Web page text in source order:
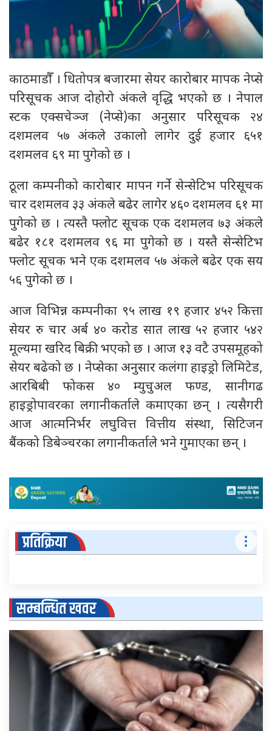
काठमाडौँ । धितोपत्र बजारमा सेयर कारोबार मापक नेप्से
परिसूचक आज दोहोरो अंकले वृद्धि भएको छ । नेपाल
स्टक एक्सचेञ्ज (नेप्से)का अनुसार परिसूचक २४
दशमलव ५७ अंकले उकालो लागेर दुई हजार ६५१
दशमलव ६९ मा पुगेको छ ।
ठूला कम्पनीको कारोबार मापन गर्ने सेन्सेटिभ परिसूचक
चार दशमलव ३३ अंकले बढेर लागेर ४६० दशमलव ६१ मा
पुगेको छ । त्यस्तै फ्लोट सूचक एक दशमलव ७३ अंकले
बढेर १८१ दशमलव ९६ मा पुगेको छ । यस्तै सेन्सेटिभ
फ्लोट सूचक भने एक दशमलव ५७ अंकले बढेर एक सय
५६ पुगेको छ ।
आज विभिन्न कम्पनीका ९५ लाख १९ हजार ४५२ कित्ता
सेयर रु चार अर्ब ४० करोड सात लाख ५२ हजार ५४२
मूल्यमा खरिद बिक्री भएको छ । आज १३ वटै उपसमूहको
सेयर बढेको छ । नेप्सेका अनुसार कलंगा हाइड्रो लिमिटेड,
आरबिबी फोकस ४० म्युचुअल फण्ड, सानीगढ
हाइड्रोपावरका लगानीकर्ताले कमाएका छन् । त्यसैगरी
आज आत्मनिर्भर लघुवित्त वित्तीय संस्था, सिटिजन
बैंकको डिबेञ्चरका लगानीकर्ताले भने गुमाएका छन् ।
प्रतिक्रिया
सम्बन्धित खवर